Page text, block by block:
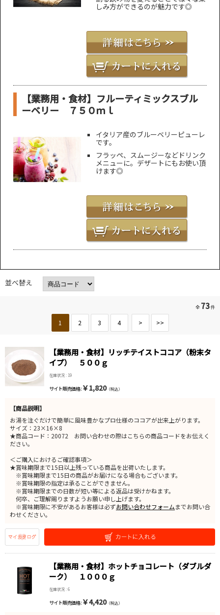
しみ方ができるのが魅力です◎
【業務用・食材】フルーティミックスブル
ーベリー ７５０ｍｌ
イタリア産のブルーベリーピューレ
です。
フラッペ、スムージーなどドリンク
メニューに。デザートにもお使い頂
けます◎
並べ替え
全 73件
1 2 3 4 > >>
【業務用・食材】リッチテイストココア（粉末タ
イプ） ５００ｇ
在庫状況 : 19
サイト販売価格 : ￥1,820（税込）
【商品説明】
お湯を注ぐだけで簡単に風味豊かなプロ仕様のココアが出来上がります。
サイズ：23×16×8
★商品コード：20072 お問い合わせの際はこちらの商品コードをお伝えく
ださい。
＜ご購入におけるご確認事項＞
★賞味期限まで15日以上残っている商品を出荷いたします。
※賞味期限まで15日の商品がお届けになる場合もございます。
※賞味期限の指定は承ることができません。
※賞味期限までの日数が短い等による返品は受けかねます。
何卒、ご理解賜りますようお願い申し上げます。
※賞味期限に不安があるお客様は必ずお問い合わせフォームまでお問い合
わせください。
【業務用・食材】ホットチョコレート（ダブルダ
ーク） １０００ｇ
在庫状況 : 6
サイト販売価格 : ￥4,420（税込）